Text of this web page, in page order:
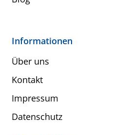
Informationen
Über uns
Kontakt
Impressum
Datenschutz